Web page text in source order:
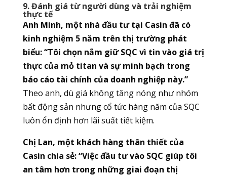
9. Đánh giá từ người dùng và trải nghiệm
thực tế
Anh Minh, một nhà đầu tư tại Casin đã có
kinh nghiệm 5 năm trên thị trường phát
biểu: “Tôi chọn nắm giữ SQC vì tin vào giá trị
thực của mỏ titan và sự minh bạch trong
báo cáo tài chính của doanh nghiệp này.”
Theo anh, dù giá không tăng nóng như nhóm
bất động sản nhưng cổ tức hàng năm của SQC
luôn ổn định hơn lãi suất tiết kiệm.
Chị Lan, một khách hàng thân thiết của
Casin chia sẻ: “Việc đầu tư vào SQC giúp tôi
an tâm hơn trong những giai đoạn thị